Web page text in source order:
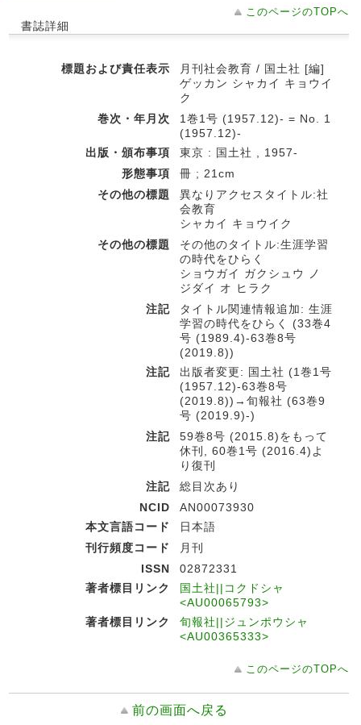
このページのTOPへ
書誌詳細
標題および責任表示
月刊社会教育 / 国土社 [編]
ゲッカン シャカイ キョウイ
ク
巻次・年月次
1巻1号 (1957.12)- = No. 1
(1957.12)-
出版・頒布事項
東京 : 国土社 , 1957-
形態事項
冊 ; 21cm
その他の標題
異なりアクセスタイトル:社
会教育
シャカイ キョウイク
その他の標題
その他のタイトル:生涯学習
の時代をひらく
ショウガイ ガクシュウ ノ
ジダイ オ ヒラク
注記
タイトル関連情報追加: 生涯
学習の時代をひらく (33巻4
号 (1989.4)-63巻8号
(2019.8))
注記
出版者変更: 国土社 (1巻1号
(1957.12)-63巻8号
(2019.8))→旬報社 (63巻9
号 (2019.9)-)
注記
59巻8号 (2015.8)をもって
休刊, 60巻1号 (2016.4)よ
り復刊
注記
総目次あり
NCID
AN00073930
本文言語コード
日本語
刊行頻度コード
月刊
ISSN
02872331
著者標目リンク
国土社||コクドシャ
<AU00065793>
著者標目リンク
旬報社||ジュンポウシャ
<AU00365333>
このページのTOPへ
前の画面へ戻る